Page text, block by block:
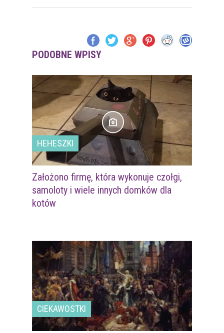
PODOBNE WPISY
HEHESZKI
Założono firmę, która wykonuje czołgi,
samoloty i wiele innych domków dla
kotów
CIEKAWOSTKI